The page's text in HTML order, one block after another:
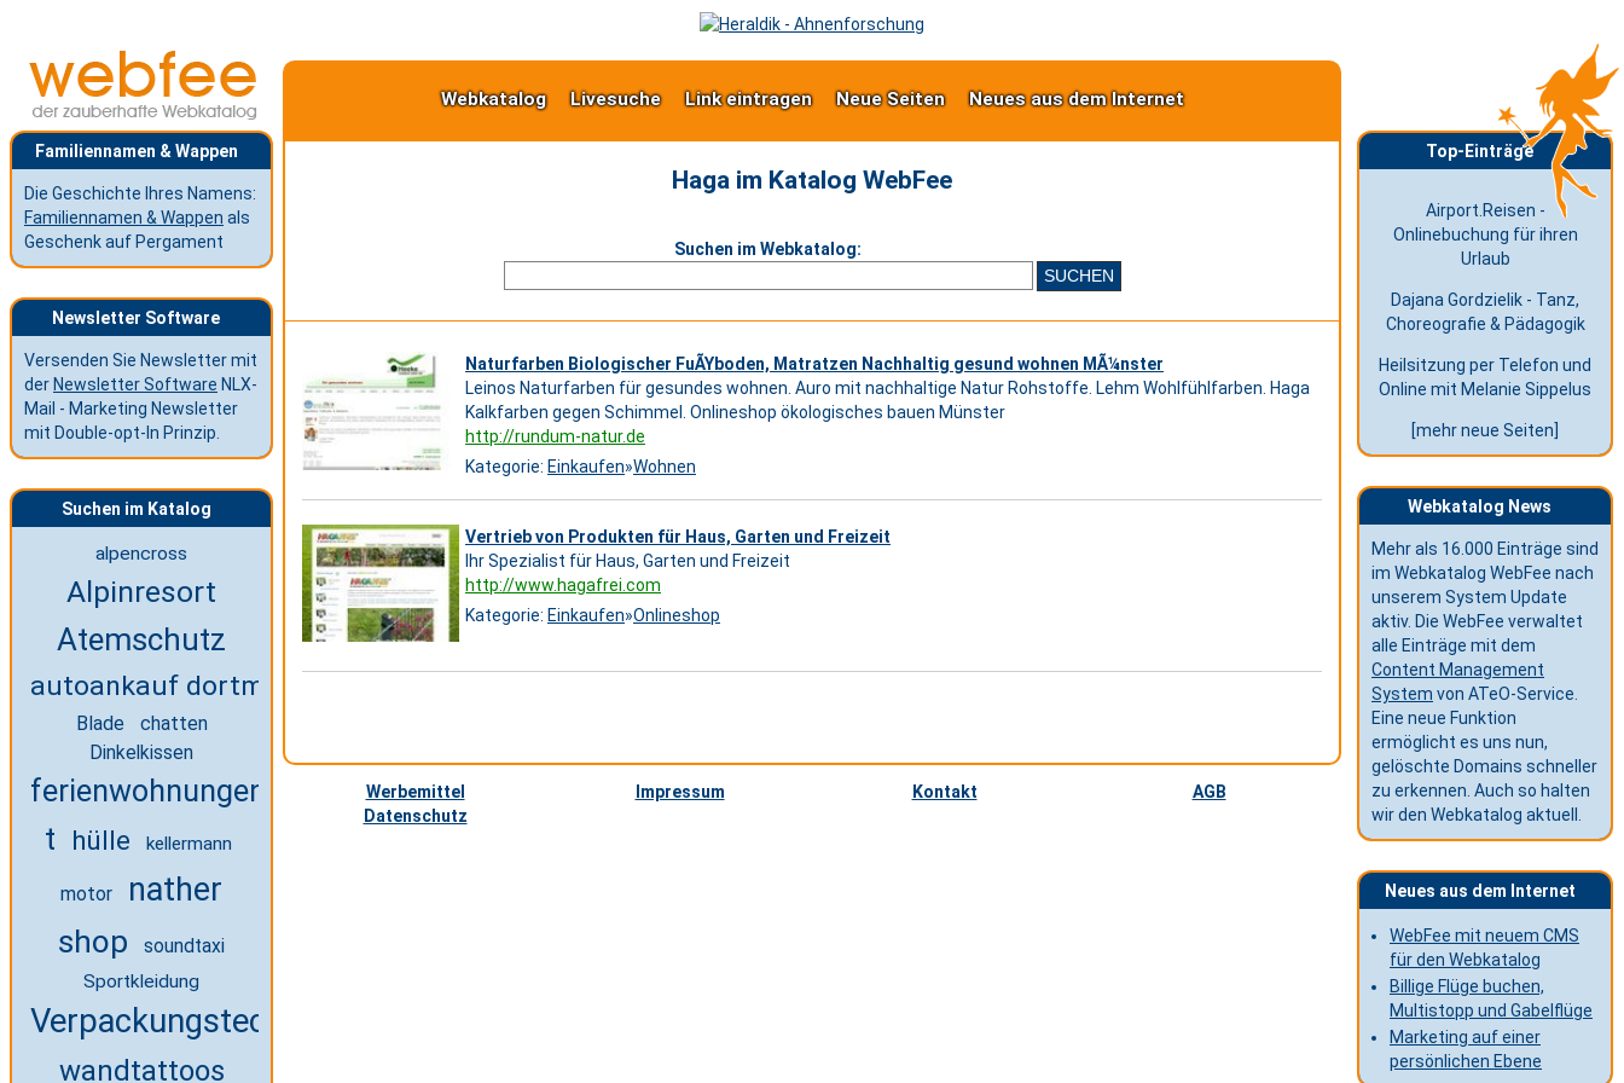
Familiennamen & Wappen
Die Geschichte Ihres Namens:
Familiennamen & Wappen als
Geschenk auf Pergament
Newsletter Software
Versenden Sie Newsletter mit
der Newsletter Software NLX-
Mail - Marketing Newsletter
mit Double-opt-In Prinzip.
Suchen im Katalog
alpencross
Alpinresort
Atemschutz
autoankauf dortmund
Blade chatten
Dinkelkissen
ferienwohnungen-
t
hülle kellermann
motor nather
shop soundtaxi
Sportkleidung
Verpackungstechnik Studium
wandtattoos
Webkatalog Livesuche Link eintragen Neue Seiten Neues aus dem Internet
Haga im Katalog WebFee
Suchen im Webkatalog:
Naturfarben Biologischer FuÃYboden, Matratzen Nachhaltig gesund wohnen MÃ¼nster
Leinos Naturfarben für gesundes wohnen. Auro mit nachhaltige Natur Rohstoffe. Lehm Wohlfühlfarben. Haga
Kalkfarben gegen Schimmel. Onlineshop ökologisches bauen Münster
http://rundum-natur.de
Kategorie: Einkaufen»Wohnen
Vertrieb von Produkten für Haus, Garten und Freizeit
Ihr Spezialist für Haus, Garten und Freizeit
http://www.hagafrei.com
Kategorie: Einkaufen»Onlineshop
Werbemittel Impressum Kontakt
AGB
Datenschutz
Top-Einträge
Airport.Reisen -
Onlinebuchung für ihren
Urlaub
Dajana Gordzielik - Tanz,
Choreografie & Pädagogik
Heilsitzung per Telefon und
Online mit Melanie Sippelus
[mehr neue Seiten]
Webkatalog News
Mehr als 16.000 Einträge sind
im Webkatalog WebFee nach
unserem System Update
aktiv. Die WebFee verwaltet
alle Einträge mit dem
Content Management
System von ATeO-Service.
Eine neue Funktion
ermöglicht es uns nun,
gelöschte Domains schneller
zu erkennen. Auch so halten
wir den Webkatalog aktuell.
Neues aus dem Internet
WebFee mit neuem CMS
für den Webkatalog
Billige Flüge buchen,
Multistopp und Gabelflüge
Marketing auf einer
persönlichen Ebene